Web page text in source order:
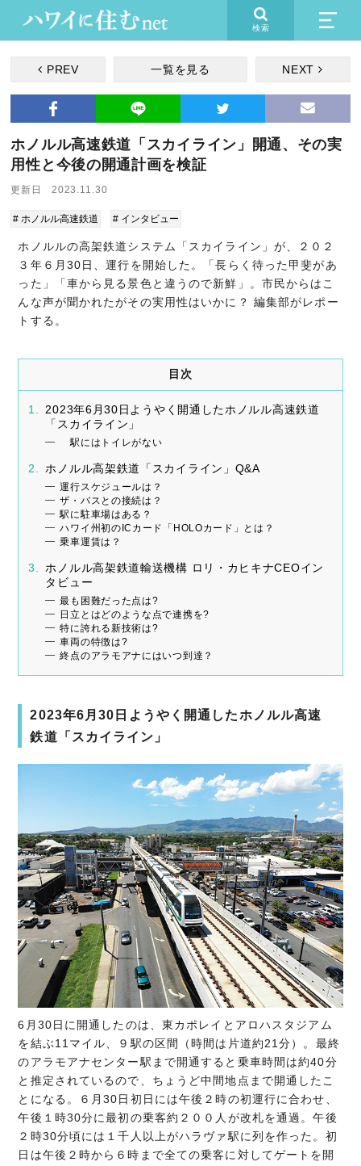
検索
PREV 一覧を見る NEXT
ホノルル高速鉄道「スカイライン」開通、その実
用性と今後の開通計画を検証
更新日 2023.11.30
# ホノルル高速鉄道 # インタビュー
ホノルルの高架鉄道システム「スカイライン」が、２０２
３年６月30日、運行を開始した。「長らく待った甲斐があ
った」「車から見る景色と違うので新鮮」。市民からはこ
んな声が聞かれたがその実用性はいかに？ 編集部がレポー
トする。
目次
2023年6月30日ようやく開通したホノルル高速鉄道
「スカイライン」
駅にはトイレがない
ホノルル高架鉄道「スカイライン」Q&A
運行スケジュールは？
ザ・バスとの接続は？
駅に駐車場はある？
ハワイ州初のICカード「HOLOカード」とは？
乗車運賃は？
ホノルル高架鉄道輸送機構 ロリ・カヒキナCEOイン
タビュー
最も困難だった点は?
日立とはどのような点で連携を?
特に誇れる新技術は?
車両の特徴は?
終点のアラモアナにはいつ到達？
2023年6月30日ようやく開通したホノルル高速
鉄道「スカイライン」
6月30日に開通したのは、東カポレイとアロハスタジアム
を結ぶ11マイル、９駅の区間（時間は片道約21分）。最終
のアラモアナセンター駅まで開通すると乗車時間は約40分
と推定されているので、ちょうど中間地点まで開通したこ
とになる。６月30日初日には午後２時の初運行に合わせ、
午後１時30分に最初の乗客約２００人が改札を通過。午後
２時30分頃には１千人以上がハラヴァ駅に列を作った。初
日は午後２時から６時まで全ての乗客に対してゲートを開